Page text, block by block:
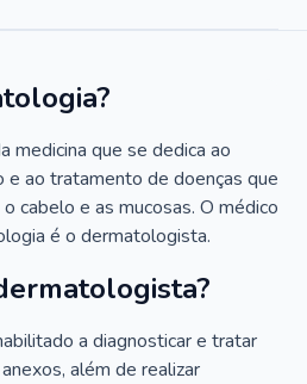
medicina que se dedica ao
e ao tratamento de doenças que
cabelo e as mucosas. O médico
é o dermatologista.
a diagnosticar e tratar
além de realizar